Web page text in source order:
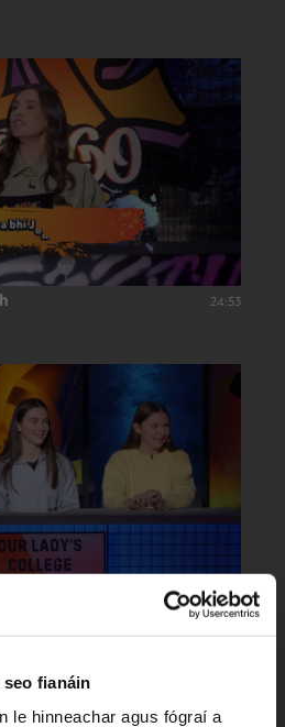
seo fianáin
le hinneachar agus fógraí a
24:53
24:30